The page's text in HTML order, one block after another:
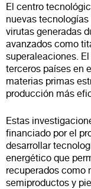
El centro
nuevas
virutas generadas
avanzados como
superaleaciones.
terceros países en
materias primas
producción más
Estas
financiado por el
desarrollar
energético que
recuperados como
semiproductos y